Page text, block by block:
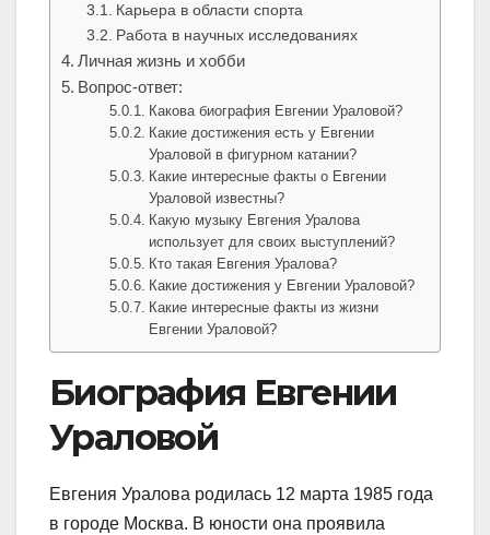
Карьера в области спорта
Работа в научных исследованиях
Личная жизнь и хобби
Вопрос-ответ:
Какова биография Евгении Ураловой?
Какие достижения есть у Евгении
Ураловой в фигурном катании?
Какие интересные факты о Евгении
Ураловой известны?
Какую музыку Евгения Уралова
использует для своих выступлений?
Кто такая Евгения Уралова?
Какие достижения у Евгении Ураловой?
Какие интересные факты из жизни
Евгении Ураловой?
Биография Евгении
Ураловой
Евгения Уралова родилась 12 марта 1985 года
в городе Москва. В юности она проявила